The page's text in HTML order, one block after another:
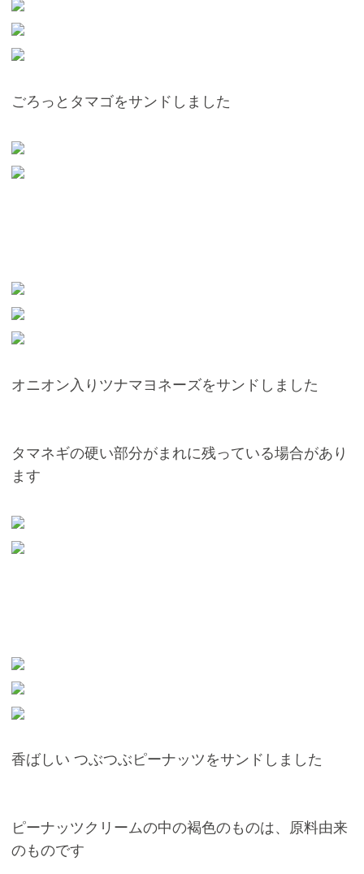
ごろっとタマゴをサンドしました
オニオン入りツナマヨネーズをサンドしました
タマネギの硬い部分がまれに残っている場合があり
ます
香ばしい つぶつぶピーナッツをサンドしました
ピーナッツクリームの中の褐色のものは、原料由来
のものです